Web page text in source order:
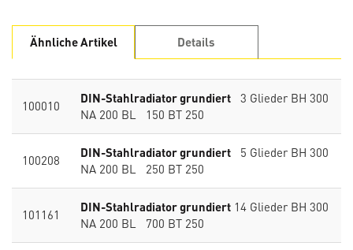
Ähnliche Artikel Details
100010 DIN-Stahlradiator grundiert 3 Glieder BH 300
NA 200 BL 150 BT 250
100208 DIN-Stahlradiator grundiert 5 Glieder BH 300
NA 200 BL 250 BT 250
101161 DIN-Stahlradiator grundiert 14 Glieder BH 300
NA 200 BL 700 BT 250